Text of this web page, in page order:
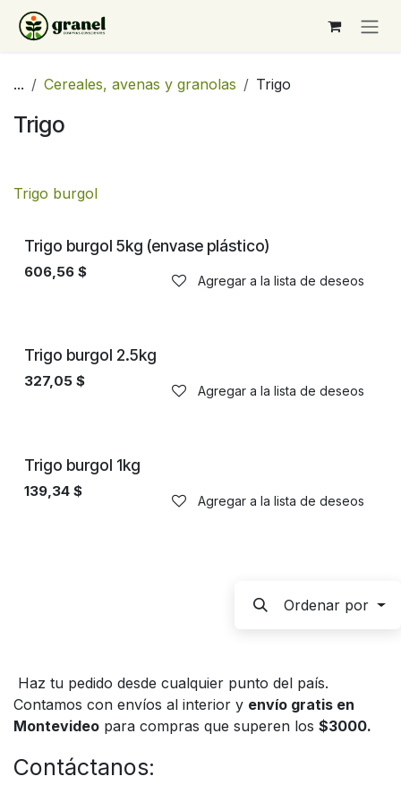
Ir al contenido
... Cereales, avenas y granolas Trigo
Trigo
Trigo burgol
Trigo burgol 5kg (envase plástico)
606,56 $
Agregar a la lista de deseos
Trigo burgol 2.5kg
327,05 $
Agregar a la lista de deseos
Trigo burgol 1kg
139,34 $
Agregar a la lista de deseos
Ordenar por
Haz tu pedido desde cualquier punto del país.
Contamos con envíos al interior y envío gratis en
Montevideo para compras que superen los $3000.
Contáctanos: